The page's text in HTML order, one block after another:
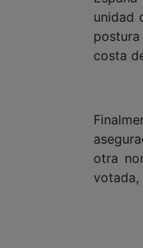
unidad
costa
otra
votada,